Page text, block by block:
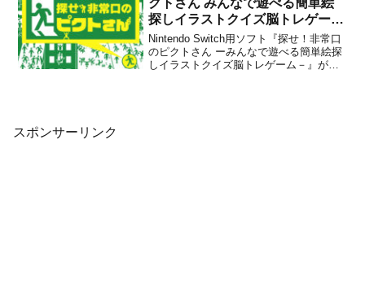
クトさん みんなで遊べる簡単絵
探しイラストクイズ脳トレゲー
ム』が9月22日に配信決定
Nintendo Switch用ソフト『探せ！非常口
のピクトさん ーみんなで遊べる簡単絵探
しイラストクイズ脳トレゲーム－』が、
スポンサーリンク